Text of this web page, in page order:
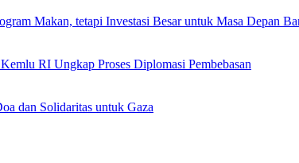
Makan, tetapi Investasi Besar untuk Masa Depan
RI Ungkap Proses Diplomasi Pembebasan
dan Solidaritas untuk Gaza